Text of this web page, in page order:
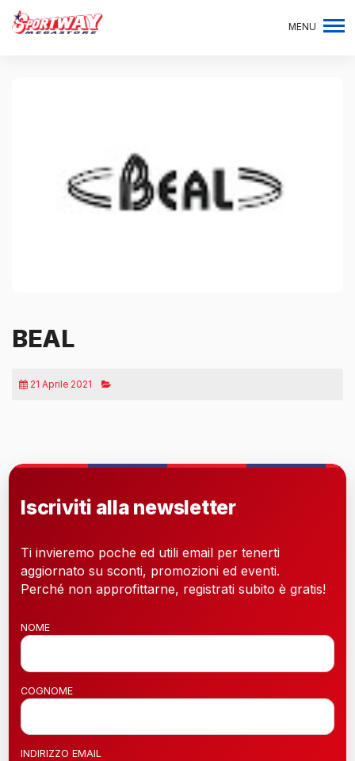
MENU
BEAL
21 Aprile 2021
Iscriviti alla newsletter
Ti invieremo poche ed utili email per tenerti
aggiornato su sconti, promozioni ed eventi.
Perché non approfittarne, registrati subito è gratis!
NOME
COGNOME
INDIRIZZO EMAIL